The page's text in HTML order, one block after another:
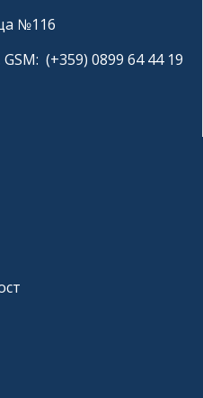
№116
(+359) 0899 64 44 19